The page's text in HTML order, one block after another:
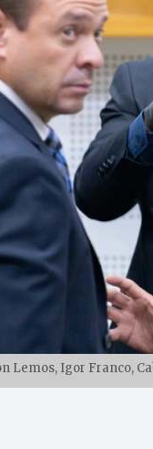
Lemos, Igor Franco,